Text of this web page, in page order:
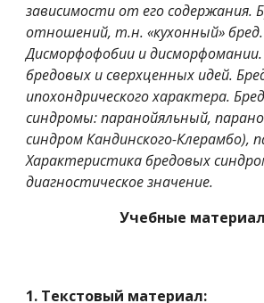
зависимости от его содержания.
отношений, т.н. «кухонный» бред.
Дисморфофобии и
бредовых и сверхценных идей.
ипохондрического характера.
синдромы: паранойяльный,
синдром Кандинского-Клерамбо),
Характеристика бредовых
диагностическое значение.
Учебные
1. Текстовый материал: